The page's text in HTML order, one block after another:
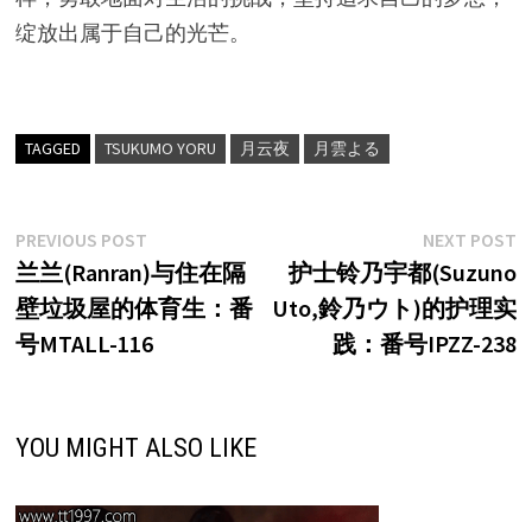
绽放出属于自己的光芒。
TAGGED TSUKUMO YORU 月云夜 月雲よる
文
章
导
PREVIOUS POSTPrevious
post:
兰兰(Ranran)与住在隔
壁垃圾屋的体育生：番
号MTALL-116
NEXT POST
护士铃乃宇都(Suzuno
Uto,鈴乃ウト)的护理实
践：番号IPZZ-238
YOU MIGHT ALSO LIKE